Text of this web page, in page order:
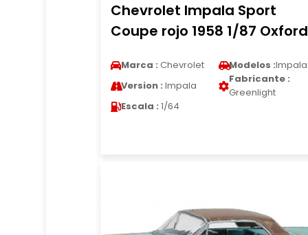
Chevrolet Impala Sport
Coupe rojo 1958 1/87 Oxford
Marca : Chevrolet Modelos :Impala
Version : Impala
Fabricante :
Greenlight
Escala : 1/64